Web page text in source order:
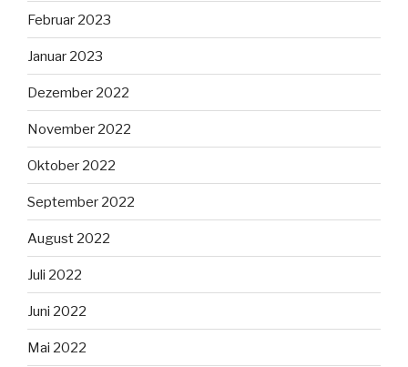
Februar 2023
Januar 2023
Dezember 2022
November 2022
Oktober 2022
September 2022
August 2022
Juli 2022
Juni 2022
Mai 2022